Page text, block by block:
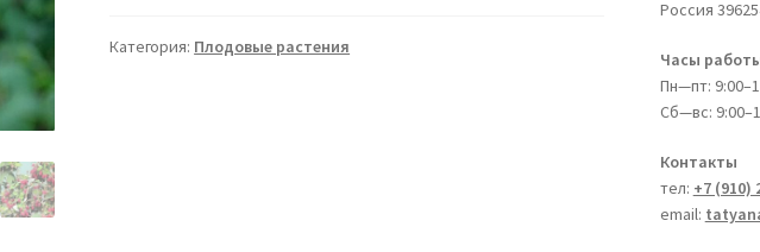
Категория: Плодовые растения
Россия
Часы
Пн—пт:
Сб—вс:
Контакты
тел: +7 (910)
email: